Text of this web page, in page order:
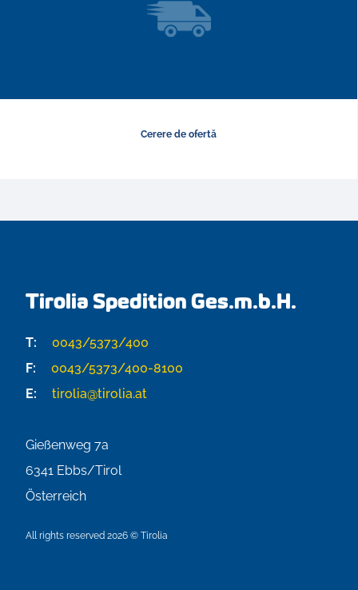
Cerere de ofertă
Tirolia Spedition Ges.m.b.H.
T:
0043/5373/400
F:
0043/5373/400-8100
E:
tirolia@tirolia.at
Gießenweg 7a
6341 Ebbs/Tirol
Österreich
All rights reserved 2026 © Tirolia